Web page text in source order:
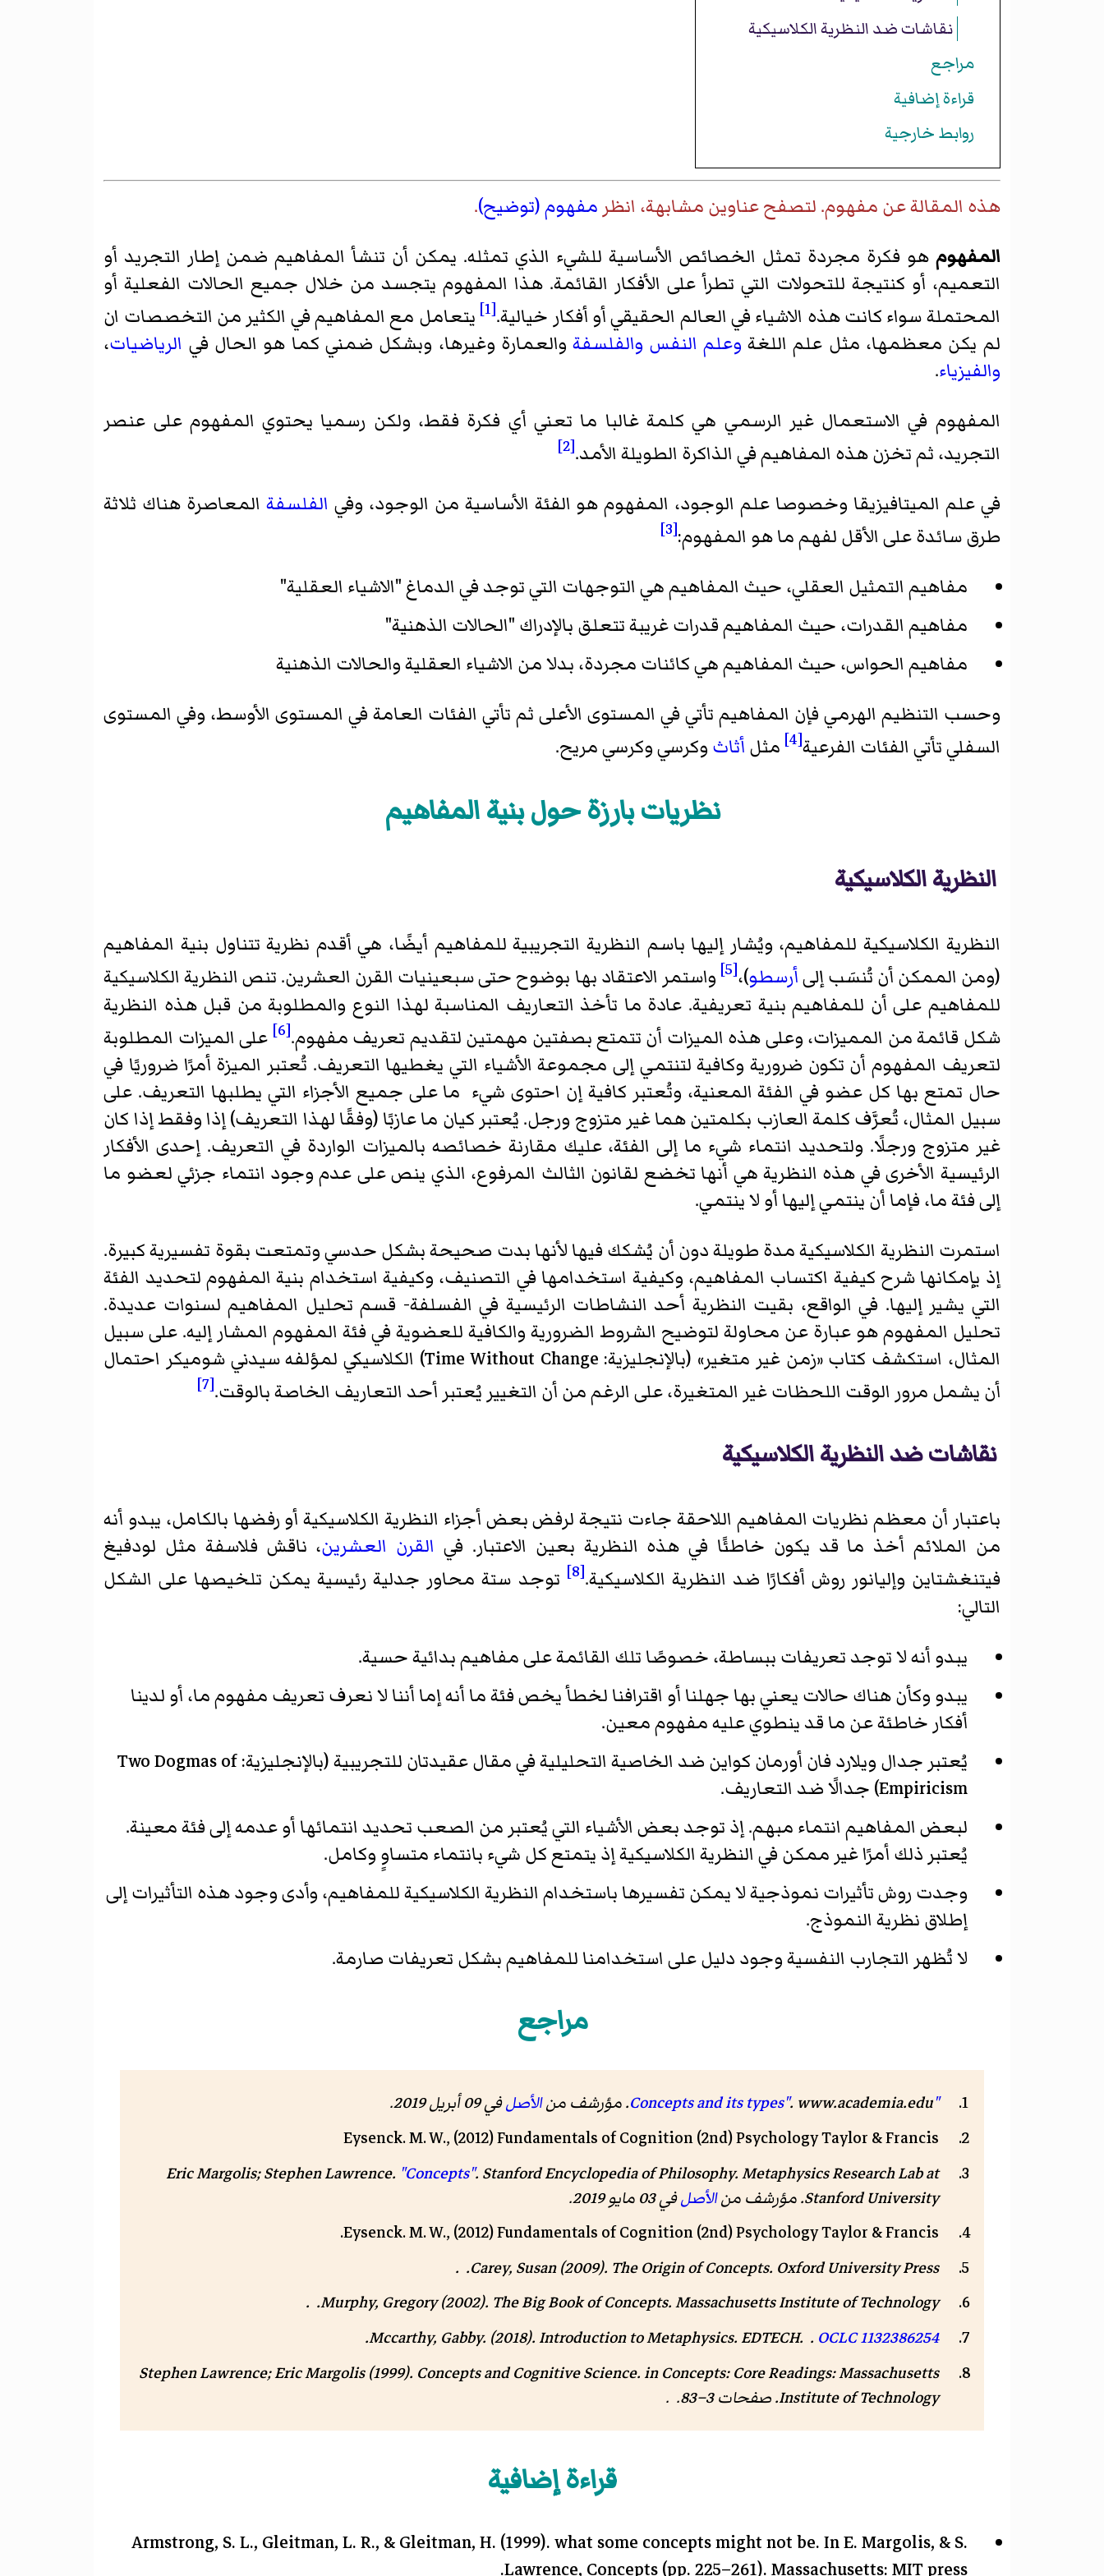
نقاشات ضد النظرية الكلاسيكية
مراجع
قراءة إضافية
روابط خارجية
هذه المقالة عن مفهوم. لتصفح عناوين مشابهة، انظر مفهوم (توضيح).
المفهوم هو فكرة مجردة تمثل الخصائص الأساسية للشيء الذي تمثله. يمكن أن تنشأ المفاهيم ضمن إطار التجريد أو
التعميم، أو كنتيجة للتحولات التي تطرأ على الأفكار القائمة. هذا المفهوم يتجسد من خلال جميع الحالات الفعلية أو
المحتملة سواء كانت هذه الاشياء في العالم الحقيقي أو أفكار خيالية.[1]
يتعامل مع المفاهيم في الكثير من التخصصات ان
لم يكن معظمها، مثل علم اللغة وعلم النفس والفلسفةوالعمارة وغيرها، وبشكل ضمني كما هو الحال في الرياضيات،
والفيزياء.
المفهوم في الاستعمال غير الرسمي هي كلمة غالبا ما تعني أي فكرة فقط، ولكن رسميا يحتوي المفهوم على عنصر
التجريد، ثم تخزن هذه المفاهيم في الذاكرة الطويلة الأمد.[2]
في علم الميتافيزيقا وخصوصا علم الوجود، المفهوم هو الفئة الأساسية من الوجود، وفي الفلسفة المعاصرة هناك ثلاثة
طرق سائدة على الأقل لفهم ما هو المفهوم:[3]
مفاهيم التمثيل العقلي، حيث المفاهيم هي التوجهات التي توجد في الدماغ "الاشياء العقلية"
مفاهيم القدرات، حيث المفاهيم قدرات غريبة تتعلق بالإدراك "الحالات الذهنية"
مفاهيم الحواس، حيث المفاهيم هي كائنات مجردة، بدلا من الاشياء العقلية والحالات الذهنية
وحسب التنظيم الهرمي فإن المفاهيم تأتي في المستوى الأعلى ثم تأتي الفئات العامة في المستوى الأوسط، وفي المستوى
السفلي تأتي الفئات الفرعية[4] مثل أثاث وكرسي وكرسي مريح.
نظريات بارزة حول بنية المفاهيم
النظرية الكلاسيكية
النظرية الكلاسيكية للمفاهيم، ويُشار إليها باسم النظرية التجريبية للمفاهيم أيضًا، هي أقدم نظرية تتناول بنية المفاهيم
(ومن الممكن أن تُنسَب إلىأرسطو)،[5]
واستمر الاعتقاد بها بوضوح حتى سبعينيات القرن العشرين. تنص النظرية الكلاسيكية
للمفاهيم على أن للمفاهيم بنية تعريفية. عادة ما تأخذ التعاريف المناسبة لهذا النوع والمطلوبة من قبل هذه النظرية
شكل قائمة من المميزات، وعلى هذه الميزات أن تتمتع بصفتين مهمتين لتقديم تعريف مفهوم.[6]
على الميزات المطلوبة
لتعريف المفهوم أن تكون ضرورية وكافية لتنتمي إلى مجموعة الأشياء التي يغطيها التعريف. تُعتبر الميزة أمرًا ضروريًا في
حال تمتع بها كل عضو في الفئة المعنية، وتُعتبر كافية إن احتوى شيء ما على جميع الأجزاء التي يطلبها التعريف. على
سبيل المثال، تُعرَّف كلمة العازب بكلمتين هما غير متزوج ورجل. يُعتبر كيان ما عازبًا (وفقًا لهذا التعريف) إذا وفقط إذا كان
غير متزوج ورجلًا. ولتحديد انتماء شيء ما إلى الفئة، عليك مقارنة خصائصه بالميزات الواردة في التعريف. إحدى الأفكار
الرئيسية الأخرى في هذه النظرية هي أنها تخضع لقانون الثالث المرفوع، الذي ينص على عدم وجود انتماء جزئي لعضو ما
إلى فئة ما، فإما أن ينتمي إليها أو لا ينتمي.
استمرت النظرية الكلاسيكية مدة طويلة دون أن يُشكك فيها لأنها بدت صحيحة بشكل حدسي وتمتعت بقوة تفسيرية كبيرة.
إذ يإمكانها شرح كيفية اكتساب المفاهيم، وكيفية استخدامها في التصنيف، وكيفية استخدام بنية المفهوم لتحديد الفئة
التي يشير إليها. في الواقع، بقيت النظرية أحد النشاطات الرئيسية في الفسلفة- قسم تحليل المفاهيم لسنوات عديدة.
تحليل المفهوم هو عبارة عن محاولة لتوضيح الشروط الضرورية والكافية للعضوية في فئة المفهوم المشار إليه. على سبيل
المثال، استكشف كتاب «زمن غير متغير» (بالإنجليزية: Time Without Change) الكلاسيكي لمؤلفه سيدني شوميكر احتمال
أن يشمل مرور الوقت اللحظات غير المتغيرة، على الرغم من أن التغيير يُعتبر أحد التعاريف الخاصة بالوقت.[7]
نقاشات ضد النظرية الكلاسيكية
باعتبار أن معظم نظريات المفاهيم اللاحقة جاءت نتيجة لرفض بعض أجزاء النظرية الكلاسيكية أو رفضها بالكامل، يبدو أنه
من الملائم أخذ ما قد يكون خاطئًا في هذه النظرية بعين الاعتبار. في القرن العشرين، ناقش فلاسفة مثل لودفيغ
فيتنغشتاين وإليانور روش أفكارًا ضد النظرية الكلاسيكية.[8]
توجد ستة محاور جدلية رئيسية يمكن تلخيصها على الشكل
التالي:
يبدو أنه لا توجد تعريفات ببساطة، خصوصًا تلك القائمة على مفاهيم بدائية حسية.
يبدو وكأن هناك حالات يعني بها جهلنا أو اقترافنا لخطأ يخص فئة ما أنه إما أننا لا نعرف تعريف مفهوم ما، أو لدينا
أفكار خاطئة عن ما قد ينطوي عليه مفهوم معين.
يُعتبر جدال ويلارد فان أورمان كواين ضد الخاصية التحليلية في مقال عقيدتان للتجريبية (بالإنجليزية: Two Dogmas of
Empiricism) جدالًا ضد التعاريف.
لبعض المفاهيم انتماء مبهم. إذ توجد بعض الأشياء التي يُعتبر من الصعب تحديد انتمائها أو عدمه إلى فئة معينة.
يُعتبر ذلك أمرًا غير ممكن في النظرية الكلاسيكية إذ يتمتع كل شيء بانتماء متساوٍ وكامل.
وجدت روش تأثيرات نموذجية لا يمكن تفسيرها باستخدام النظرية الكلاسيكية للمفاهيم، وأدى وجود هذه التأثيرات إلى
إطلاق نظرية النموذج.
لا تُظهر التجارب النفسية وجود دليل على استخدامنا للمفاهيم بشكل تعريفات صارمة.
مراجع
"Concepts and its types"
. www.academia.edu . مؤرشف منالأصلفي 09 أبريل 2019
.
Eysenck. M. W., (2012) Fundamentals of Cognition (2nd) Psychology Taylor & Francis
Eric Margolis; Stephen Lawrence. "Concepts". Stanford Encyclopedia of Philosophy. Metaphysics Research Lab at
Stanford University. مؤرشف من
الأصلفي 03 مايو 2019
.
Eysenck. M. W., (2012) Fundamentals of Cognition (2nd) Psychology Taylor & Francis.
Carey, Susan (2009). The Origin of Concepts. Oxford University Press. .
Murphy, Gregory (2002). The Big Book of Concepts. Massachusetts Institute of Technology. .
Mccarthy, Gabby. (2018).Introduction to Metaphysics. EDTECH. . OCLC1132386254
.
Stephen Lawrence; Eric Margolis (1999). Concepts and Cognitive Science. in Concepts: Core Readings: Massachusetts
Institute of Technology. صفحات 3–83. .
قراءة إضافية
Armstrong, S. L., Gleitman, L. R., & Gleitman, H. (1999). what some concepts might not be. In E. Margolis, & S.
Lawrence, Concepts (pp. 225–261). Massachusetts: MIT press.